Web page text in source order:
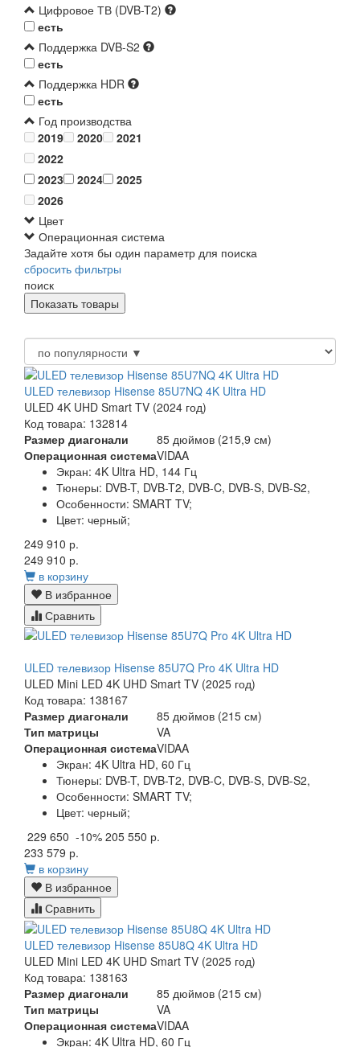
Цифровое ТВ (DVB-T2)
есть
Поддержка DVB-S2
есть
Поддержка HDR
есть
Год производства
2019
2020
2021
2022
2023
2024
2025
2026
Цвет
Операционная система
Задайте хотя бы один параметр для поиска
сбросить фильтры
поиск
ULED телевизор Hisense 85U7NQ 4K Ultra HD
ULED 4K UHD Smart TV (2024 год)
Код товара: 132814
Размер диагонали
85 дюймов (215,9 см)
Операционная системаVIDAA
Экран: 4K Ultra HD, 144 Гц
Тюнеры: DVB-T, DVB-T2, DVB-C, DVB-S, DVB-S2,
Особенности: SMART TV;
Цвет: черный;
249 910 р.
249 910 р.
в корзину
В избранное
Сравнить
ULED телевизор Hisense 85U7Q Pro 4K Ultra HD
ULED Mini LED 4K UHD Smart TV (2025 год)
Код товара: 138167
Размер диагонали
85 дюймов (215 см)
Тип матрицы
VA
Операционная системаVIDAA
Экран: 4K Ultra HD, 60 Гц
Тюнеры: DVB-T, DVB-T2, DVB-C, DVB-S, DVB-S2,
Особенности: SMART TV;
Цвет: черный;
229 650 -10% 205 550 р.
233 579 р.
в корзину
В избранное
Сравнить
ULED телевизор Hisense 85U8Q 4K Ultra HD
ULED Mini LED 4K UHD Smart TV (2025 год)
Код товара: 138163
Размер диагонали
85 дюймов (215 см)
Тип матрицы
VA
Операционная системаVIDAA
Экран: 4K Ultra HD, 60 Гц